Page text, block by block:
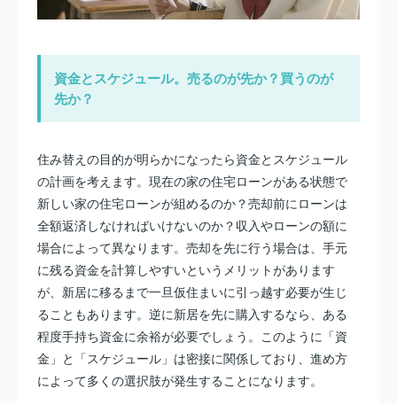
資金とスケジュール。売るのが先か？買うのが
先か？
住み替えの目的が明らかになったら資金とスケジュール
の計画を考えます。現在の家の住宅ローンがある状態で
新しい家の住宅ローンが組めるのか？売却前にローンは
全額返済しなければいけないのか？収入やローンの額に
場合によって異なります。売却を先に行う場合は、手元
に残る資金を計算しやすいというメリットがあります
が、新居に移るまで一旦仮住まいに引っ越す必要が生じ
ることもあります。逆に新居を先に購入するなら、ある
程度手持ち資金に余裕が必要でしょう。このように「資
金」と「スケジュール」は密接に関係しており、進め方
によって多くの選択肢が発生することになります。